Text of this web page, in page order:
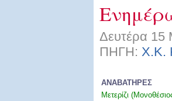
Δευτέρα 15
ΠΗΓΗ: Χ.Κ.
ΑΝΑΒΑΤΗΡΕΣ
Μετερίζι